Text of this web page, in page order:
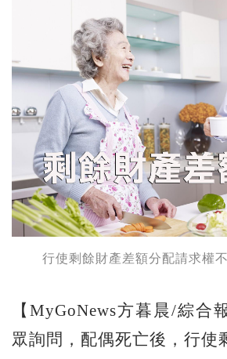
行使剩餘財產差額分配請求權
【MyGoNews方暮晨/綜合
眾詢問，配偶死亡後，行使